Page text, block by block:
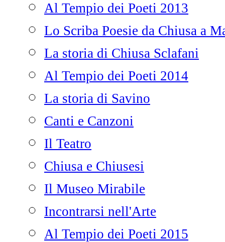
Al Tempio dei Poeti 2013
Lo Scriba Poesie da Chiusa a
La storia di Chiusa Sclafani
Al Tempio dei Poeti 2014
La storia di Savino
Canti e Canzoni
Il Teatro
Chiusa e Chiusesi
Il Museo Mirabile
Incontrarsi nell'Arte
Al Tempio dei Poeti 2015